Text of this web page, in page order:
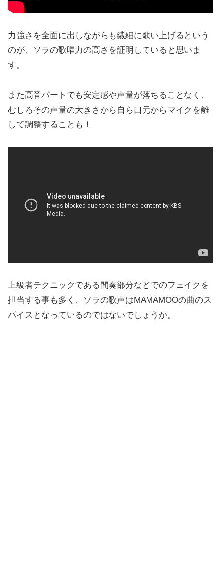
力強さを全面に出しながらも繊細に歌い上げるという
のが、ソラの歌唱力の高さを証明していると思いま
す。
また高音パートでも安定感や声量が落ちることなく、
むしろその声量の大きさから自ら口元からマイクを離
して調整することも！
上級者テクニックである間奏部分などでのフェイクを
担当する事も多く、ソラの歌声はMAMAMOOの曲のス
パイスとなっているのではないでしょうか。